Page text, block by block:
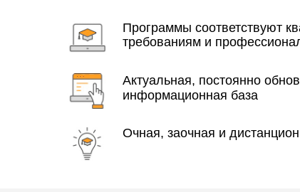
Программы соответствуют
требованиям и
Актуальная, постоянно
информационная база
Очная, заочная и